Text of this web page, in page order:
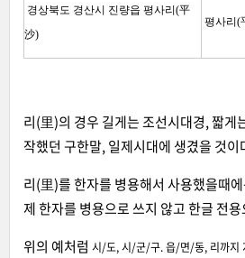
경상북도 경산시 진량읍 평사리(平
沙)
평사리(
리(里)의 경우 길게는 조선시대경, 짧게
작했던 구한말, 일제시대에 생겼을 것이
리(里)를 한자를 병용해서 사용했을때
제 한자를 병용으로 쓰지 않고 한글 전
위의 예처럼 시/도, 시/군/구. 읍/면/동, 리까지